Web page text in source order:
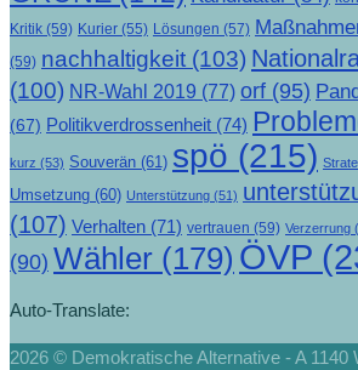
Kritik (59) Kurier (55) Lösungen (57)
(59) nachhaltigkeit (103)
(100) NR-Wahl 2019 (77) orf (95)
(67) Politikverdrossenheit (74)
kurz (53) Souverän (61) spö (215)
Umsetzung (60) Unterstützung (51)
(107) Verhalten (71) vertrauen (59) Verzerrung
(90) Wähler (179) ÖVP
Auto-Translate:
2026 © Demokratische Alternative - A 1140